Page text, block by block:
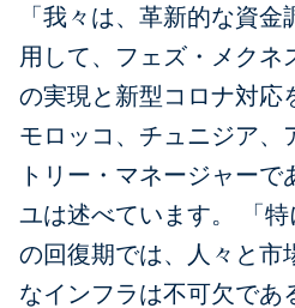
「我々は、革新的な資
用して、フェズ・メクネ
の実現と新型コロナ対応
モロッコ、チュニジア、
トリー・マネージャーで
ユは述べています。 「
の回復期では、人々と市
なインフラは不可欠であ